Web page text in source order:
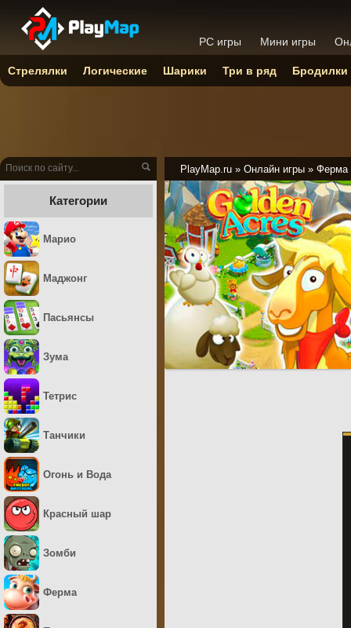
PlayMap.ru » Онлайн игры » Ферма
Категории
Марио
Маджонг
Пасьянсы
Зума
Тетрис
Танчики
Огонь и Вода
Красный шар
Зомби
Ферма
PC игры Мини игры
Стрелялки Логические Шарики Три в ряд Бродилки